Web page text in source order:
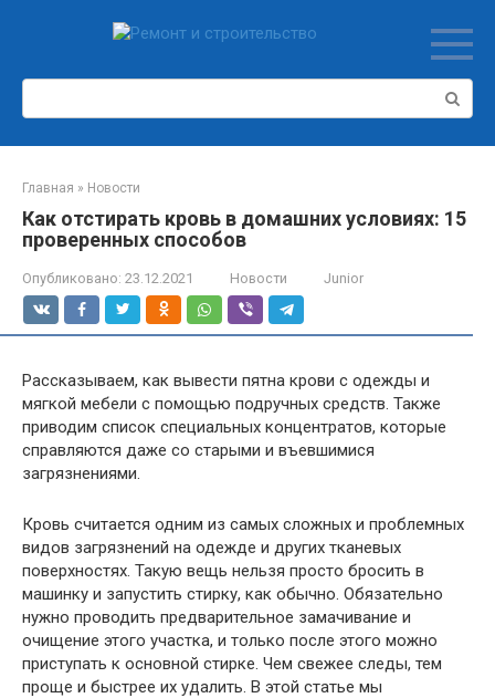
Поиск:
Главная » Новости
Как отстирать кровь в домашних условиях: 15
проверенных способов
Опубликовано: 23.12.2021 Новости Junior
Рассказываем, как вывести пятна крови с одежды и
мягкой мебели с помощью подручных средств. Также
приводим список специальных концентратов, которые
справляются даже со старыми и въевшимися
загрязнениями.
Кровь считается одним из самых сложных и проблемных
видов загрязнений на одежде и других тканевых
поверхностях. Такую вещь нельзя просто бросить в
машинку и запустить стирку, как обычно. Обязательно
нужно проводить предварительное замачивание и
очищение этого участка, и только после этого можно
приступать к основной стирке. Чем свежее следы, тем
проще и быстрее их удалить. В этой статье мы